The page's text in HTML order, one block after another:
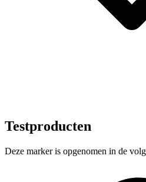
Testproducten
Deze marker is opgenomen in de